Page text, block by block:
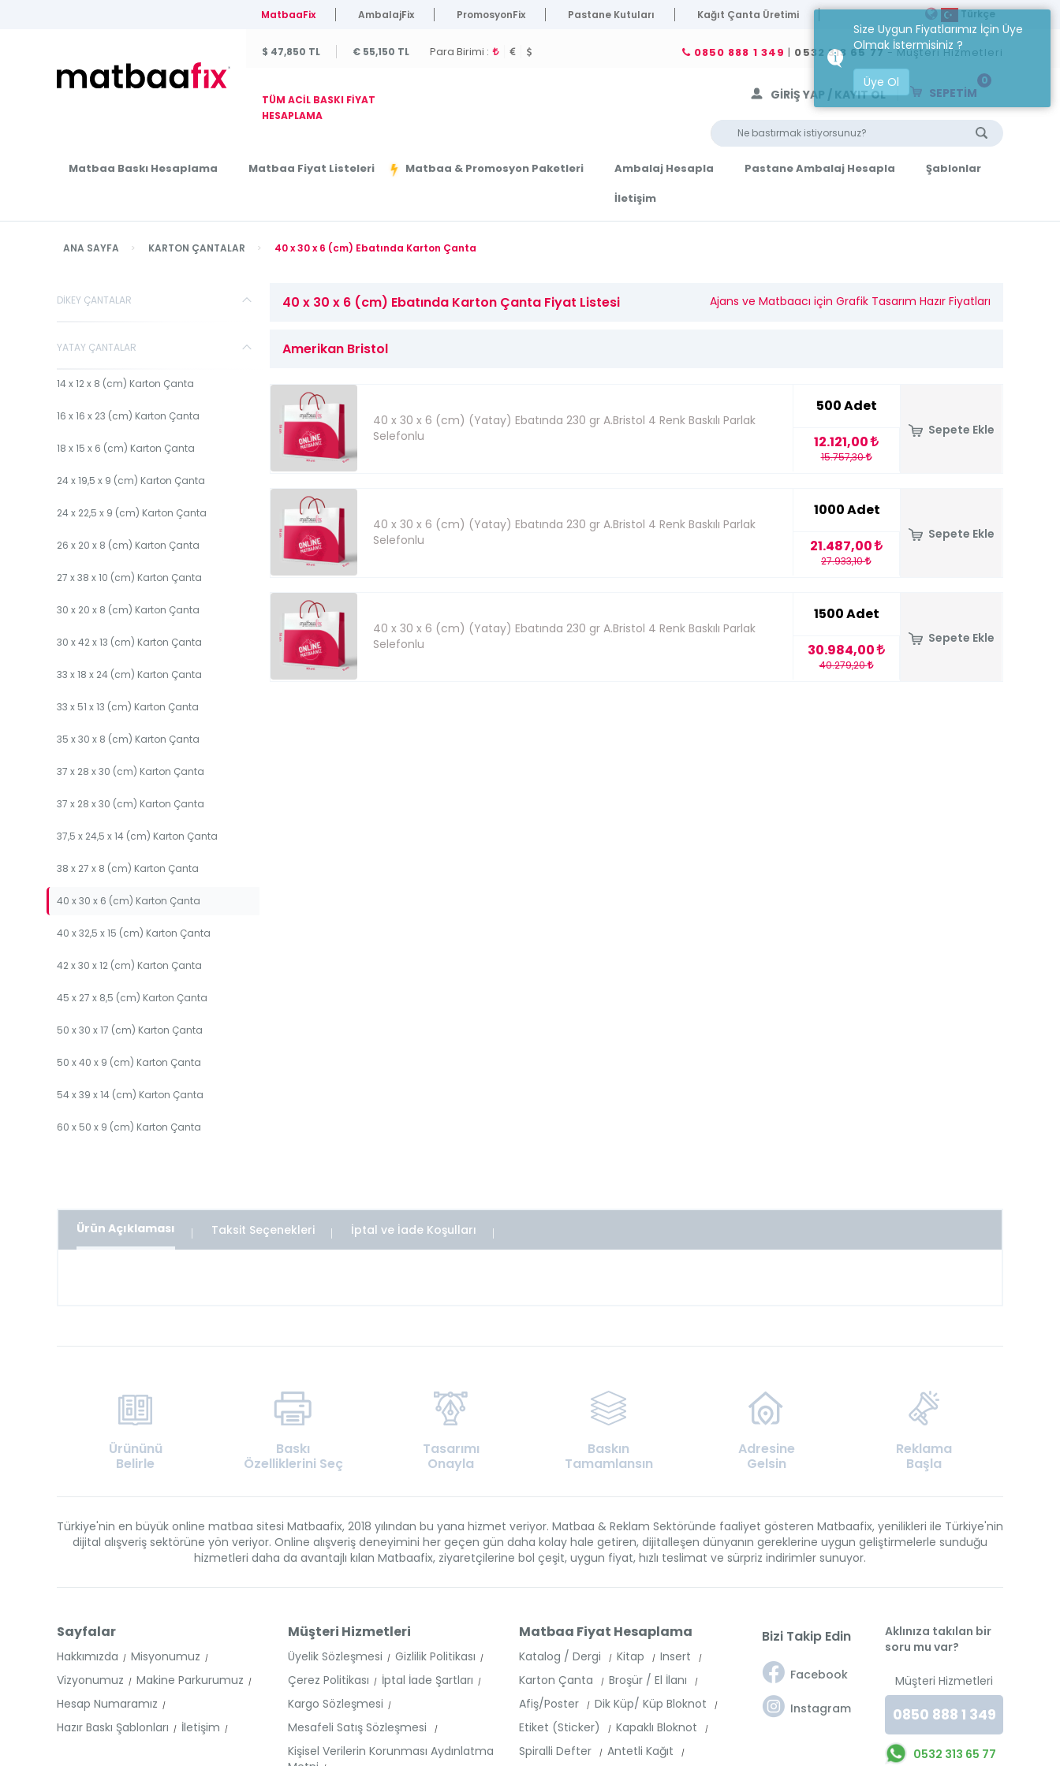
MatbaaFix AmbalajFix PromosyonFix Pastane Kutuları Kağıt Çanta Üretimi Türkçe
€ 55,150 TL
$ 47,850 TL Para Birimi : 0850 888 1 349 | 0532 313 65 77- Müşteri Hizmetleri
TÜM ACİL BASKI FİYAT
HESAPLAMA
SEPETİM
0
GİRİŞ YAP / KAYIT OL
Matbaa Baskı Hesaplama Matbaa Fiyat Listeleri Matbaa & Promosyon Paketleri Ambalaj Hesapla Pastane Ambalaj Hesapla
Şablonlar
İletişim
ANA SAYFA KARTON ÇANTALAR 40 x 30 x 6 (cm) Ebatında Karton Çanta
DİKEY ÇANTALAR
YATAY ÇANTALAR
14 x 12 x 8 (cm) Karton Çanta
16 x 16 x 23 (cm) Karton Çanta
18 x 15 x 6 (cm) Karton Çanta
24 x 19,5 x 9 (cm) Karton Çanta
24 x 22,5 x 9 (cm) Karton Çanta
26 x 20 x 8 (cm) Karton Çanta
27 x 38 x 10 (cm) Karton Çanta
30 x 20 x 8 (cm) Karton Çanta
30 x 42 x 13 (cm) Karton Çanta
33 x 18 x 24 (cm) Karton Çanta
33 x 51 x 13 (cm) Karton Çanta
35 x 30 x 8 (cm) Karton Çanta
37 x 28 x 30 (cm) Karton Çanta
37 x 28 x 30 (cm) Karton Çanta
37,5 x 24,5 x 14 (cm) Karton Çanta
38 x 27 x 8 (cm) Karton Çanta
40 x 30 x 6 (cm) Karton Çanta
40 x 32,5 x 15 (cm) Karton Çanta
42 x 30 x 12 (cm) Karton Çanta
45 x 27 x 8,5 (cm) Karton Çanta
50 x 30 x 17 (cm) Karton Çanta
50 x 40 x 9 (cm) Karton Çanta
54 x 39 x 14 (cm) Karton Çanta
60 x 50 x 9 (cm) Karton Çanta
40 x 30 x 6 (cm) Ebatında Karton Çanta Fiyat Listesi Ajans ve Matbaacı için Grafik Tasarım Hazır Fiyatları
Amerikan Bristol
40 x 30 x 6 (cm) (Yatay) Ebatında 230 gr A.Bristol 4 Renk Baskılı Parlak
Selefonlu
500 Adet
12.121,00
15.757,30
Sepete Ekle
40 x 30 x 6 (cm) (Yatay) Ebatında 230 gr A.Bristol 4 Renk Baskılı Parlak
Selefonlu
1000 Adet
21.487,00
27.933,10
Sepete Ekle
40 x 30 x 6 (cm) (Yatay) Ebatında 230 gr A.Bristol 4 Renk Baskılı Parlak
Selefonlu
1500 Adet
30.984,00
40.279,20
Sepete Ekle
Ürün Açıklaması Taksit Seçenekleri İptal ve İade Koşulları
Ürününü
Belirle
Baskı
Özelliklerini Seç
Tasarımı
Onayla
Baskın
Tamamlansın
Adresine
Gelsin
Reklama
Başla
Türkiye'nin en büyük online matbaa sitesi Matbaafix, 2018 yılından bu yana hizmet veriyor. Matbaa & Reklam Sektöründe faaliyet gösteren Matbaafix, yenilikleri ile Türkiye'nin
dijital alışveriş sektörüne yön veriyor. Online alışveriş deneyimini her geçen gün daha kolay hale getiren, dijitalleşen dünyanın gereklerine uygun geliştirmelerle sunduğu
hizmetleri daha da avantajlı kılan Matbaafix, ziyaretçilerine bol çeşit, uygun fiyat, hızlı teslimat ve sürpriz indirimler sunuyor.
Sayfalar
Hakkımızda
Misyonumuz
Vizyonumuz
Makine Parkurumuz
Hesap Numaramız
Hazır Baskı Şablonları
İletişim
Müşteri Hizmetleri
Üyelik Sözleşmesi
Gizlilik Politikası
Çerez Politikası
İptal İade Şartları
Kargo Sözleşmesi
Mesafeli Satış Sözleşmesi
Kişisel Verilerin Korunması Aydınlatma
Matbaa Fiyat Hesaplama
Katalog / Dergi Kitap
Insert
Karton Çanta
Broşür / El İlanı
Afiş/Poster
Dik Küp/ Küp Bloknot
Etiket (Sticker)
Kapaklı Bloknot
Spiralli Defter
Antetli Kağıt
Bizi Takip Edin
Facebook
Instagram
Aklınıza takılan bir
soru mu var?
Müşteri Hizmetleri
0850 888 1 349
0532 313 65 77
Size Uygun Fiyatlarımız İçin Üye
Olmak İstermisiniz ?
Üye Ol